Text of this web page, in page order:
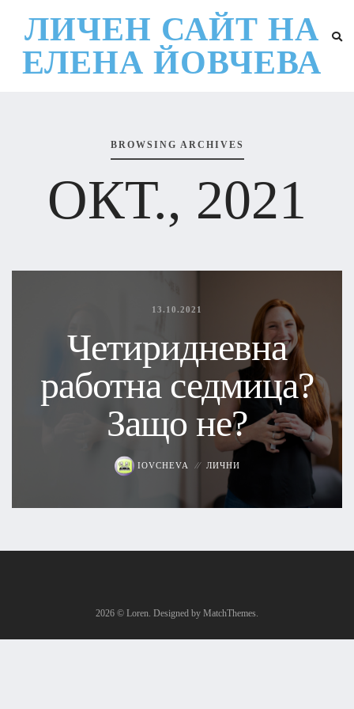
ЛИЧЕН САЙТ НА
ЕЛЕНА ЙОВЧЕВА
BROWSING ARCHIVES
ОКТ., 2021
13.10.2021
Четиридневна
работна седмица?
Защо не?
IOVCHEVA ЛИЧНИ
2026 © Loren. Designed by MatchThemes.